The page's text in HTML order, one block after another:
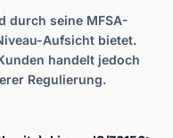
durch seine MFSA-
Aufsicht bietet.
handelt jedoch
Regulierung.